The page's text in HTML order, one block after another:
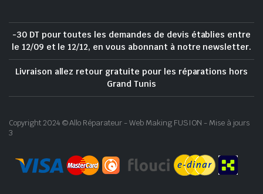
-30 DT pour toutes les demandes de devis établies entre
le 12/09 et le 12/12, en vous abonnant à notre newsletter.
Livraison allez retour gratuite pour les réparations hors
Grand Tunis
Copyright 2024 © Allo Réparateur - Web Making FUSION - Mise à jours
3